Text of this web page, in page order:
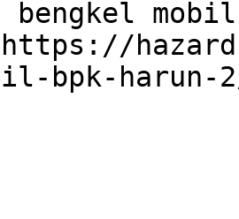
bengkel
bpk-harun-